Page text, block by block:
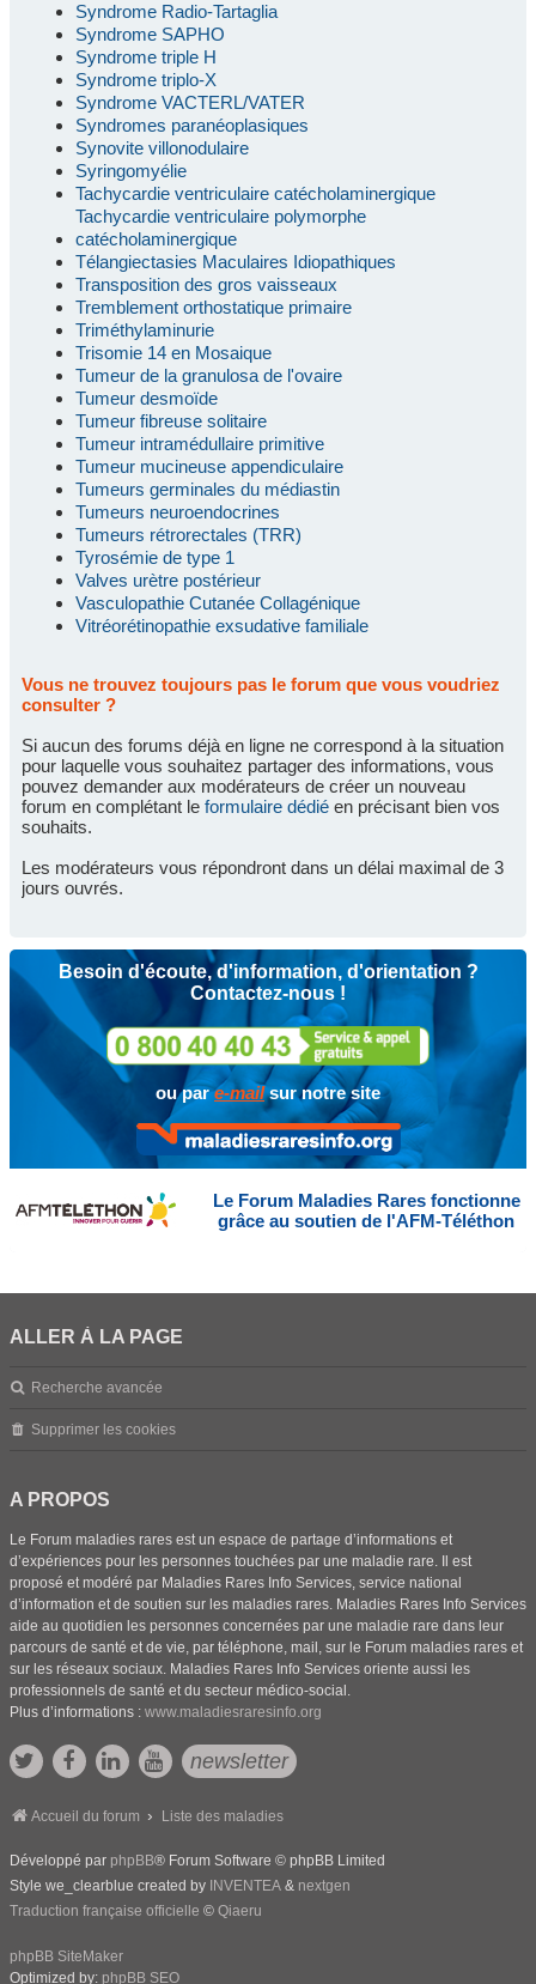
Syndrome Radio-Tartaglia
Syndrome SAPHO
Syndrome triple H
Syndrome triplo-X
Syndrome VACTERL/VATER
Syndromes paranéoplasiques
Synovite villonodulaire
Syringomyélie
Tachycardie ventriculaire catécholaminergique
Tachycardie ventriculaire polymorphe
catécholaminergique
Télangiectasies Maculaires Idiopathiques
Transposition des gros vaisseaux
Tremblement orthostatique primaire
Triméthylaminurie
Trisomie 14 en Mosaique
Tumeur de la granulosa de l'ovaire
Tumeur desmoïde
Tumeur fibreuse solitaire
Tumeur intramédullaire primitive
Tumeur mucineuse appendiculaire
Tumeurs germinales du médiastin
Tumeurs neuroendocrines
Tumeurs rétrorectales (TRR)
Tyrosémie de type 1
Valves urètre postérieur
Vasculopathie Cutanée Collagénique
Vitréorétinopathie exsudative familiale
Vous ne trouvez toujours pas le forum que vous voudriez
consulter ?
Si aucun des forums déjà en ligne ne correspond à la situation
pour laquelle vous souhaitez partager des informations, vous
pouvez demander aux modérateurs de créer un nouveau
forum en complétant le formulaire dédié en précisant bien vos
souhaits.
Les modérateurs vous répondront dans un délai maximal de 3
jours ouvrés.
Besoin d'écoute, d'information, d'orientation ?
Contactez-nous !
ou pare-mailsur notre site
Le Forum Maladies Rares fonctionne
grâce au soutien de l'AFM-Téléthon
ALLER À LA PAGE
Recherche avancée
Supprimer les cookies
A PROPOS
Le Forum maladies rares est un espace de partage d’informations et
d’expériences pour les personnes touchées par une maladie rare. Il est
proposé et modéré par Maladies Rares Info Services, service national
d’information et de soutien sur les maladies rares. Maladies Rares Info Services
aide au quotidien les personnes concernées par une maladie rare dans leur
parcours de santé et de vie, par téléphone, mail, sur le Forum maladies rares et
sur les réseaux sociaux. Maladies Rares Info Services oriente aussi les
professionnels de santé et du secteur médico-social.
Plus d’informations : www.maladiesraresinfo.org
newsletter
Accueil du forum Liste des maladies
Développé par phpBB® Forum Software © phpBB Limited
Style we_clearblue created by INVENTEA & nextgen
Traduction française officielle © Qiaeru
phpBB SiteMaker
Optimized by: phpBB SEO